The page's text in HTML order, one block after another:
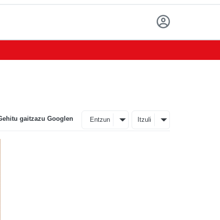
gaitzazu Googlen Entzun Itzuli